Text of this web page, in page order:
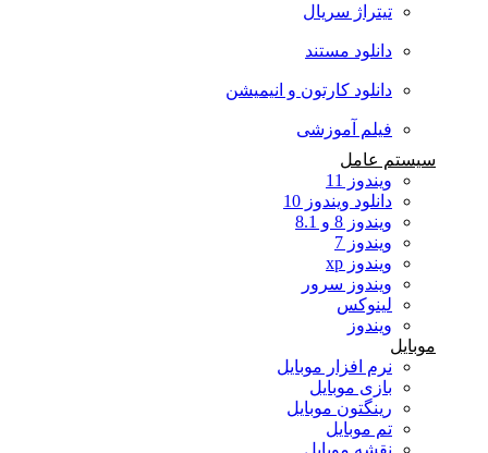
تیتراژ سریال
دانلود مستند
دانلود کارتون و انیمیشن
فیلم آموزشی
سیستم عامل
ویندوز 11
دانلود ویندوز 10
ویندوز 8 و 8.1
ویندوز 7
ویندوز xp
ویندوز سرور
لینوکس
ویندوز
موبایل
نرم افزار موبایل
بازی موبایل
رینگتون موبایل
تم موبایل
نقشه موبایل